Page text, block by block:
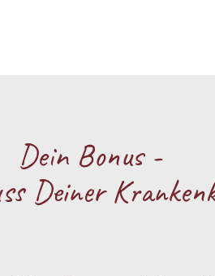
Dein Bonus -
Deiner